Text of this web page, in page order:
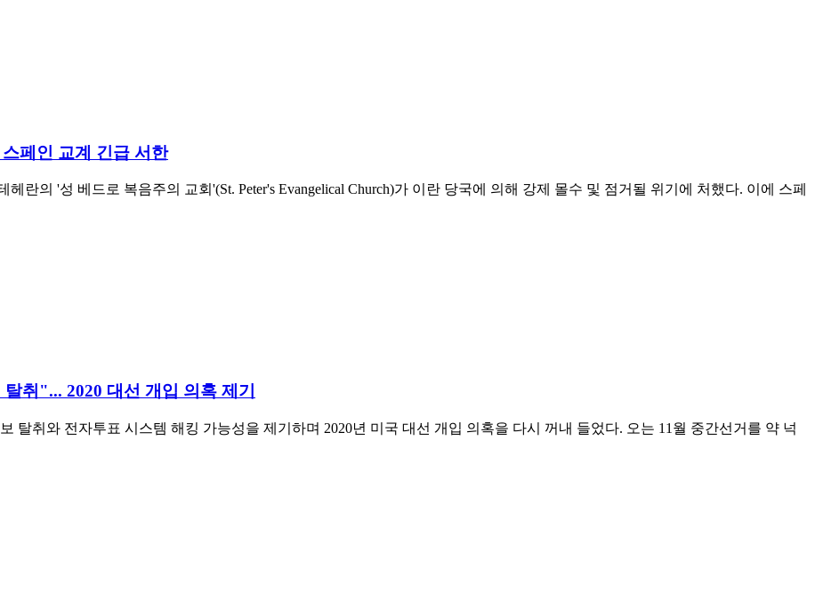
페인 교계 긴급 서한
란의 '성 베드로 복음주의 교회'(St. Peter's Evangelical Church)가 이란 당국에 의해 강제 몰수 및 점거될 위기에 처했다. 이에 스페
취"... 2020 대선 개입 의혹 제기
탈취와 전자투표 시스템 해킹 가능성을 제기하며 2020년 미국 대선 개입 의혹을 다시 꺼내 들었다. 오는 11월 중간선거를 약 넉